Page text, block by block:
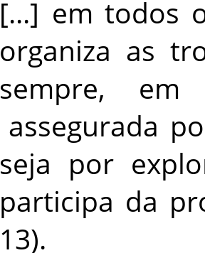
[...] em todos
organiza as
sempre,
em
assegurada
seja por
participa da
13).